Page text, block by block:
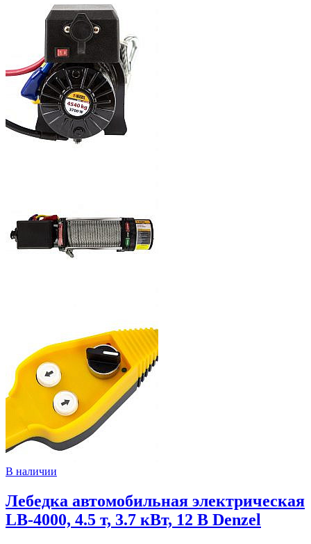
В наличии
Лебедка автомобильная электрическая
LB-4000, 4.5 т, 3.7 кВт, 12 В Denzel